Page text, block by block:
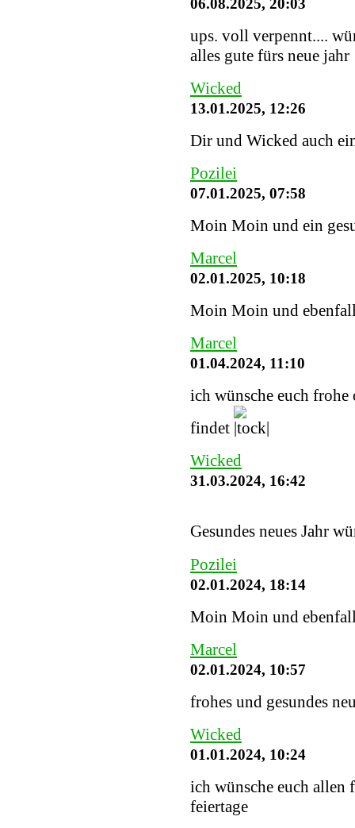
06.08.2025, 20:03
ups. voll verpennt....
alles gute fürs neue jahr
Wicked
13.01.2025, 12:26
Dir und Wicked auch
Pozilei
07.01.2025, 07:58
Moin Moin und ein
Marcel
02.01.2025, 10:18
Moin Moin und
Marcel
01.04.2024, 11:10
ich wünsche euch frohe
findet
Wicked
31.03.2024, 16:42
Gesundes neues Jahr
Pozilei
02.01.2024, 18:14
Moin Moin und
Marcel
02.01.2024, 10:57
frohes und gesundes
Wicked
01.01.2024, 10:24
ich wünsche euch allen
feiertage